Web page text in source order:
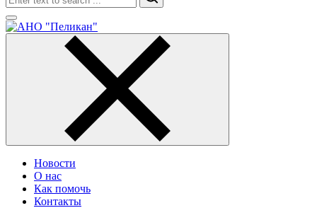
Новости
О нас
Как помочь
Контакты